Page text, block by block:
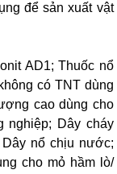
để sản xuất vật
AD1; Thuốc nổ
có TNT dùng
cao dùng cho
nghiệp; Dây cháy
nổ chịu nước;
cho mỏ hầm lò/